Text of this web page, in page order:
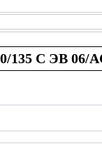
135 С ЭВ 06/